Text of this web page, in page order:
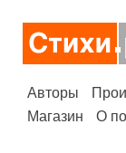
Авторы
Магазин
О